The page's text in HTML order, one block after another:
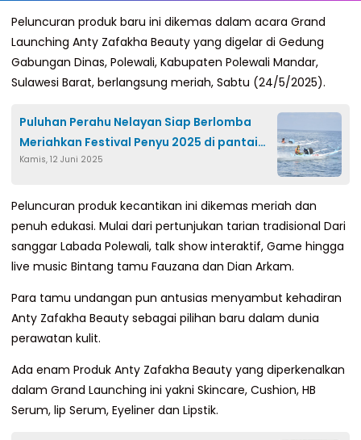
Peluncuran produk baru ini dikemas dalam acara Grand
Launching Anty Zafakha Beauty yang digelar di Gedung
Gabungan Dinas, Polewali, Kabupaten Polewali Mandar,
Sulawesi Barat, berlangsung meriah, Sabtu (24/5/2025).
Puluhan Perahu Nelayan Siap Berlomba
Meriahkan Festival Penyu 2025 di pantai
Mampie
Kamis, 12 Juni 2025
Peluncuran produk kecantikan ini dikemas meriah dan
penuh edukasi. Mulai dari pertunjukan tarian tradisional Dari
sanggar Labada Polewali, talk show interaktif, Game hingga
live music Bintang tamu Fauzana dan Dian Arkam.
Para tamu undangan pun antusias menyambut kehadiran
Anty Zafakha Beauty sebagai pilihan baru dalam dunia
perawatan kulit.
Ada enam Produk Anty Zafakha Beauty yang diperkenalkan
dalam Grand Launching ini yakni Skincare, Cushion, HB
Serum, lip Serum, Eyeliner dan Lipstik.